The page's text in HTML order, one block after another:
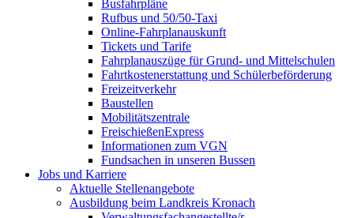
Busfahrpläne
Rufbus und 50/50-Taxi
Online-Fahrplanauskunft
Tickets und Tarife
Fahrplanauszüge für Grund- und Mittelschulen
Fahrtkostenerstattung und Schülerbeförderung
Freizeitverkehr
Baustellen
Mobilitätszentrale
FreischießenExpress
Informationen zum VGN
Fundsachen in unseren Bussen
Jobs und Karriere
Aktuelle Stellenangebote
Ausbildung beim Landkreis Kronach